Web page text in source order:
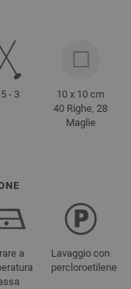
- 3
10 x 10 cm
40 Righe, 28
Maglie
a
Lavaggio con
percloroetilene